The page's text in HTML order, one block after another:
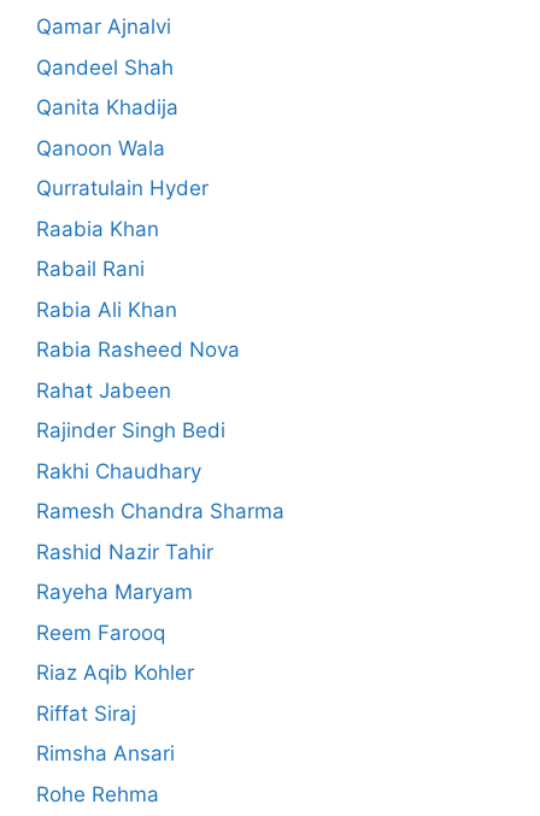
Qamar Ajnalvi
Qandeel Shah
Qanita Khadija
Qanoon Wala
Qurratulain Hyder
Raabia Khan
Rabail Rani
Rabia Ali Khan
Rabia Rasheed Nova
Rahat Jabeen
Rajinder Singh Bedi
Rakhi Chaudhary
Ramesh Chandra Sharma
Rashid Nazir Tahir
Rayeha Maryam
Reem Farooq
Riaz Aqib Kohler
Riffat Siraj
Rimsha Ansari
Rohe Rehma